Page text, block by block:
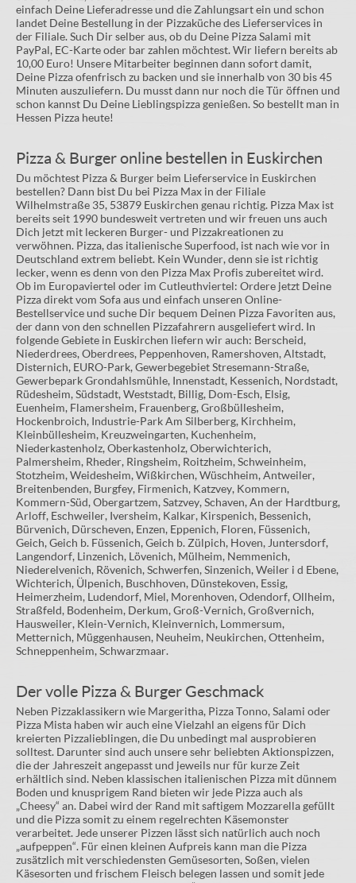
einfach Deine Lieferadresse und die Zahlungsart ein und schon
landet Deine Bestellung in der Pizzaküche des Lieferservices in
der Filiale. Such Dir selber aus, ob du Deine Pizza Salami mit
PayPal, EC-Karte oder bar zahlen möchtest. Wir liefern bereits ab
10,00 Euro! Unsere Mitarbeiter beginnen dann sofort damit,
Deine Pizza ofenfrisch zu backen und sie innerhalb von 30 bis 45
Minuten auszuliefern. Du musst dann nur noch die Tür öffnen und
schon kannst Du Deine Lieblingspizza genießen. So bestellt man in
Hessen Pizza heute!
Pizza & Burger online bestellen in Euskirchen
Du möchtest Pizza & Burger beim Lieferservice in Euskirchen
bestellen? Dann bist Du bei Pizza Max in der Filiale
Wilhelmstraße 35, 53879 Euskirchen genau richtig. Pizza Max ist
bereits seit 1990 bundesweit vertreten und wir freuen uns auch
Dich jetzt mit leckeren Burger- und Pizzakreationen zu
verwöhnen. Pizza, das italienische Superfood, ist nach wie vor in
Deutschland extrem beliebt. Kein Wunder, denn sie ist richtig
lecker, wenn es denn von den Pizza Max Profis zubereitet wird.
Ob im Europaviertel oder im Cutleuthviertel: Ordere jetzt Deine
Pizza direkt vom Sofa aus und einfach unseren Online-
Bestellservice und suche Dir bequem Deinen Pizza Favoriten aus,
der dann von den schnellen Pizzafahrern ausgeliefert wird. In
folgende Gebiete in Euskirchen liefern wir auch: Berscheid,
Niederdrees, Oberdrees, Peppenhoven, Ramershoven, Altstadt,
Disternich, EURO-Park, Gewerbegebiet Stresemann-Straße,
Gewerbepark Grondahlsmühle, Innenstadt, Kessenich, Nordstadt,
Rüdesheim, Südstadt, Weststadt, Billig, Dom-Esch, Elsig,
Euenheim, Flamersheim, Frauenberg, Großbüllesheim,
Hockenbroich, Industrie-Park Am Silberberg, Kirchheim,
Kleinbüllesheim, Kreuzweingarten, Kuchenheim,
Niederkastenholz, Oberkastenholz, Oberwichterich,
Palmersheim, Rheder, Ringsheim, Roitzheim, Schweinheim,
Stotzheim, Weidesheim, Wißkirchen, Wüschheim, Antweiler,
Breitenbenden, Burgfey, Firmenich, Katzvey, Kommern,
Kommern-Süd, Obergartzem, Satzvey, Schaven, An der Hardtburg,
Arloff, Eschweiler, Iversheim, Kalkar, Kirspenich, Bessenich,
Bürvenich, Dürscheven, Enzen, Eppenich, Floren, Füssenich,
Geich, Geich b. Füssenich, Geich b. Zülpich, Hoven, Juntersdorf,
Langendorf, Linzenich, Lövenich, Mülheim, Nemmenich,
Niederelvenich, Rövenich, Schwerfen, Sinzenich, Weiler i d Ebene,
Wichterich, Ülpenich, Buschhoven, Dünstekoven, Essig,
Heimerzheim, Ludendorf, Miel, Morenhoven, Odendorf, Ollheim,
Straßfeld, Bodenheim, Derkum, Groß-Vernich, Großvernich,
Hausweiler, Klein-Vernich, Kleinvernich, Lommersum,
Metternich, Müggenhausen, Neuheim, Neukirchen, Ottenheim,
Schneppenheim, Schwarzmaar.
Der volle Pizza & Burger Geschmack
Neben Pizzaklassikern wie Margeritha, Pizza Tonno, Salami oder
Pizza Mista haben wir auch eine Vielzahl an eigens für Dich
kreierten Pizzalieblingen, die Du unbedingt mal ausprobieren
solltest. Darunter sind auch unsere sehr beliebten Aktionspizzen,
die der Jahreszeit angepasst und jeweils nur für kurze Zeit
erhältlich sind. Neben klassischen italienischen Pizza mit dünnem
Boden und knusprigem Rand bieten wir jede Pizza auch als
„Cheesy“ an. Dabei wird der Rand mit saftigem Mozzarella gefüllt
und die Pizza somit zu einem regelrechten Käsemonster
verarbeitet. Jede unserer Pizzen lässt sich natürlich auch noch
„aufpeppen“. Für einen kleinen Aufpreis kann man die Pizza
zusätzlich mit verschiedensten Gemüsesorten, Soßen, vielen
Käsesorten und frischem Fleisch belegen lassen und somit jede